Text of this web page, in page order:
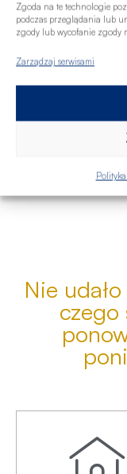
Zgoda na te technologie
podczas przeglądania lub
zgody lub wycofanie zgody
Zarządzaj serwisami
Nie
czego